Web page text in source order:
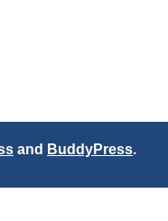
and BuddyPress.